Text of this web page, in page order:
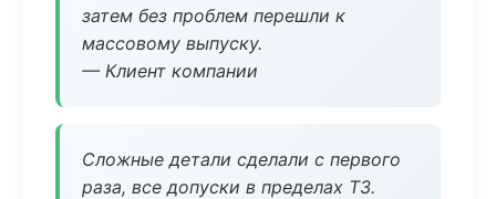
затем без проблем перешли к
массовому выпуску.
— Клиент компании
Сложные детали сделали с первого
раза, все допуски в пределах ТЗ.